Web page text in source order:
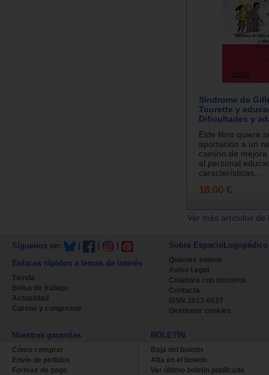
Síndrome de
Tourette y
Dificultades y
Este libro quiere
aportación a un
camino de
al personal
características...
18.00 €
Ver más artículos
Síguenos en:
Enlaces rápidos a temas de interés
Tienda
Bolsa de trabajo
Actualidad
Cursos y congresos
Sobre EspacioLogopédico
Quienes somos
Aviso Legal
Colabora con nosotros
Contacta
ISSN 2013-0627
Gestionar cookies
Nuestras garantías
Cómo comprar
Envío de pedidos
Formas de pago
BOLETÍN
Baja del boletin
Alta en el boletin
Ver último boletin publicado